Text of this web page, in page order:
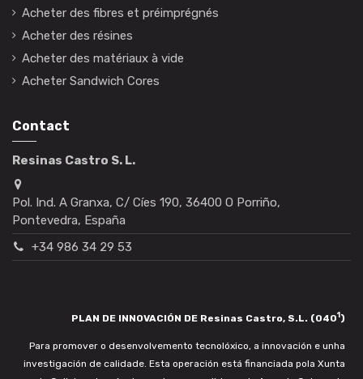
Acheter des fibres et préimprégnés
Acheter des résines
Acheter des matériaux à vide
Acheter Sandwich Cores
Contact
Resinas Castro S. L.
Pol. Ind. A Granxa, C/ Cíes 190, 36400 O Porriño,
Pontevedra, España
+34 986 34 29 53
PLAN DE INNOVACIÓN DE Resinas Castro, S.L. (0401)
Para promover o desenvolvemento tecnolóxico, a innovación e unha
investigación de calidade. Esta operación está financiada pola Xunta